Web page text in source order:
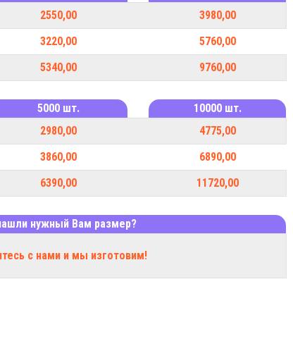
2550,00
3980,00
3220,00
5760,00
5340,00 9760,00
5000 шт.
10000 шт.
2980,00
4775,00
3860,00
6890,00
6390,00 11720,00
нужный Вам размер?
с нами и мы изготовим!